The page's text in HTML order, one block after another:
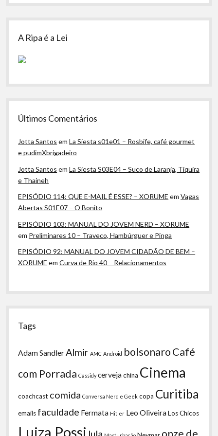
A Ripa é a Lei
Últimos Comentários
Jotta Santos emLa Siesta s01e01 – Rosbife, café gourmet
e pudimXbrigadeiro
Jotta Santos emLa Siesta S03E04 – Suco de Laranja, Tiquira
e Thaineh
EPISÓDIO 114: QUE E-MAIL É ESSE? – XORUME emVagas
Abertas S01E07 – O Bonito
EPISÓDIO 103: MANUAL DO JOVEM NERD – XORUME
em Preliminares 10 – Traveco, Hambúrguer e Pinga
EPISÓDIO 92: MANUAL DO JOVEM CIDADÃO DE BEM –
XORUME emCurva de Rio 40 – Relacionamentos
Tags
Adam Sandler Almir AMC Android bolsonaroCafé
com Porrada Cassidy cervejachina Cinema
coachcast comida Conversa Nerd e Geek copa Curitiba
emails faculdade Fermata Hitler Leo OliveiraLos Chicos
Luiza Possi lula onze de